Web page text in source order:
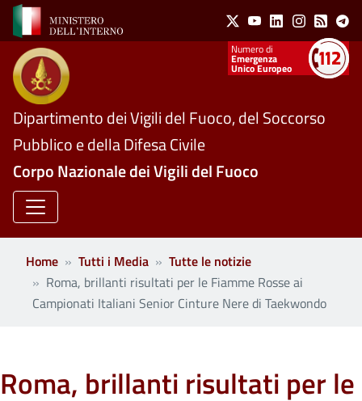
Salta al contenuto principale Social Menu
X YoutubeLinkedinInstagram
Feed
Numeri utili
Emergenza
Unico Europeo
Dipartimento dei Vigili del Fuoco, del Soccorso
Pubblico e della Difesa Civile
Corpo Nazionale dei Vigili del Fuoco
Home Tutti i Media
Tutte le notizie
Roma, brillanti risultati per le Fiamme Rosse ai
Campionati Italiani Senior Cinture Nere di Taekwondo
Roma, brillanti risultati per le